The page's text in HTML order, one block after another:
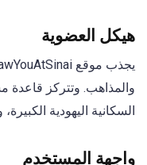
هيكل العضوية
والمذاهب. وتتركز قاعدة
السكانية اليهودية
واجهة المستخدم